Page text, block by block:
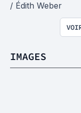
/ Édith Weber
IMAGES